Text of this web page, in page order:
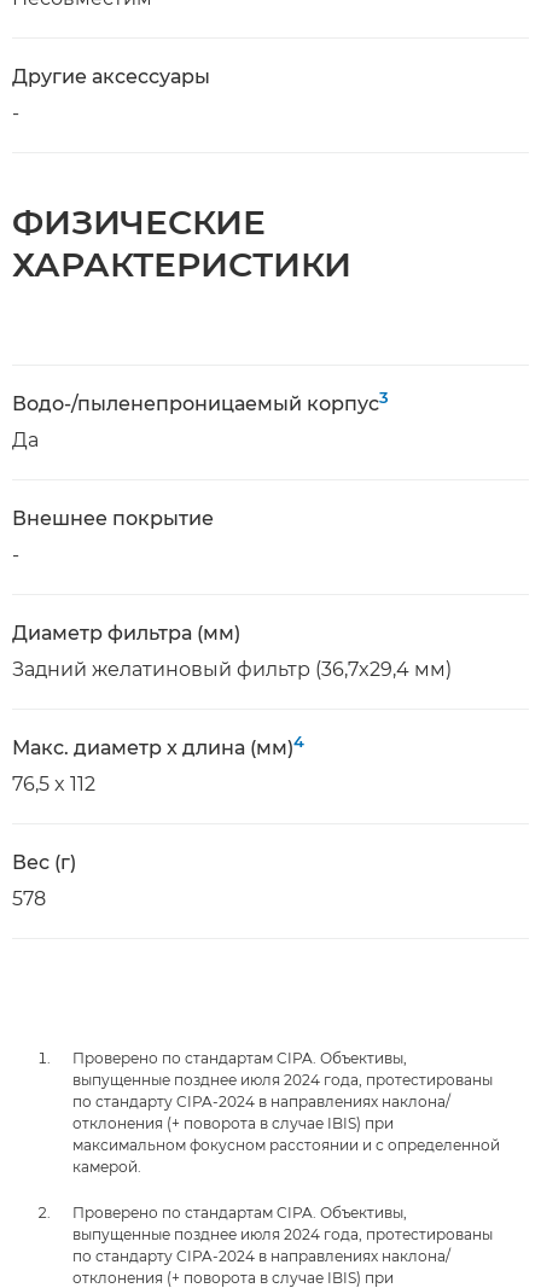
Другие аксессуары
-
ФИЗИЧЕСКИЕ
ХАРАКТЕРИСТИКИ
Водо-/пыленепроницаемый корпус3
Да
Внешнее покрытие
-
Диаметр фильтра (мм)
Задний желатиновый фильтр (36,7x29,4 мм)
Макс. диаметр x длина (мм)4
76,5 x 112
Вес (г)
578
Проверено по стандартам CIPA. Объективы,
выпущенные позднее июля 2024 года, протестированы
по стандарту CIPA-2024 в направлениях наклона/
отклонения (+ поворота в случае IBIS) при
максимальном фокусном расстоянии и с определенной
камерой.
Проверено по стандартам CIPA. Объективы,
выпущенные позднее июля 2024 года, протестированы
по стандарту CIPA-2024 в направлениях наклона/
отклонения (+ поворота в случае IBIS) при